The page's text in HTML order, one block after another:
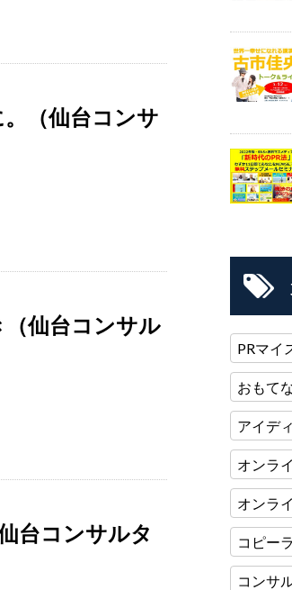
（仙台コンサ
仙台コンサル
台コンサルタ
PRマイ
おもて
アイデ
オンラ
オンラ
コピー
コンサ